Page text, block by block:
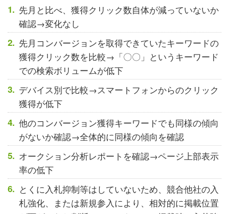
先月と比べ、獲得クリック数自体が減っていないか
確認→変化なし
先月コンバージョンを取得できていたキーワードの
獲得クリック数を比較→「〇〇」というキーワード
での検索ボリュームが低下
デバイス別で比較→スマートフォンからのクリック
獲得が低下
他のコンバージョン獲得キーワードでも同様の傾向
がないか確認→全体的に同様の傾向を確認
オークション分析レポートを確認→ページ上部表示
率の低下
とくに入札抑制等はしていないため、競合他社の入
札強化、または新規参入により、相対的に掲載位置